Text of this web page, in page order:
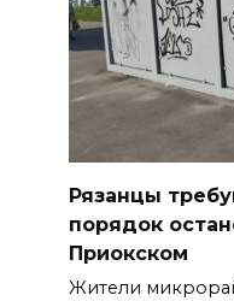
Рязанцы
порядок
Приокском
Жители